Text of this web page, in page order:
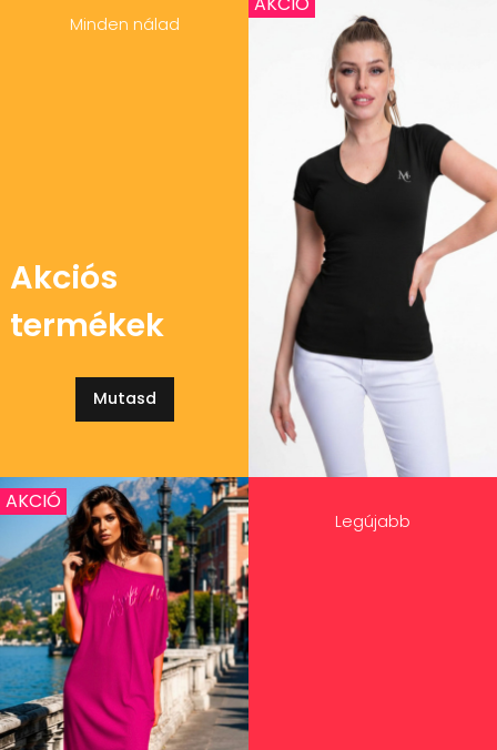
Minden nálad
Akciós
termékek
Mutasd
Legújabb
AKCIÓ